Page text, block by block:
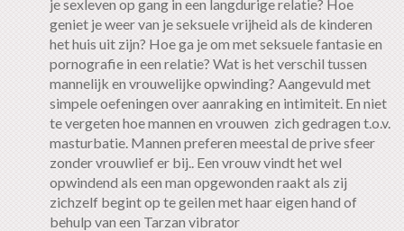
je sexleven op gang in een langdurige relatie? Hoe
geniet je weer van je seksuele vrijheid als de kinderen
het huis uit zijn? Hoe ga je om met seksuele fantasie en
pornografie in een relatie? Wat is het verschil tussen
mannelijk en vrouwelijke opwinding? Aangevuld met
simpele oefeningen over aanraking en intimiteit. En niet
te vergeten hoe mannen en vrouwen zich gedragen t.o.v.
masturbatie. Mannen preferen meestal de prive sfeer
zonder vrouwlief er bij.. Een vrouw vindt het wel
opwindend als een man opgewonden raakt als zij
zichzelf begint op te geilen met haar eigen hand of
behulp van een Tarzan vibrator